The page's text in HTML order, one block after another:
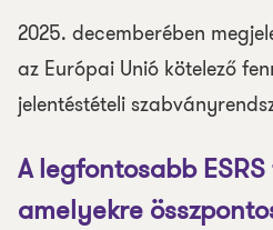
2025. decemberében
az Európai Unió kötelező
jelentéstételi
A legfontosabb
amelyekre